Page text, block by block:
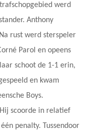
werd
Anthony
rust werd sterspeler
Parol en opeens
schoot de 1-1 erin,
en kwam
Boys.
scoorde in relatief
penalty. Tussendoor